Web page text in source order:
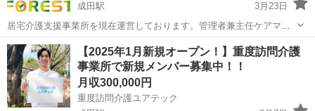
成田駅
3月23日
居宅介護支援事業所を現在運営しております。管理者兼主任ケアマネ
ジャーの方を募集します。同じ建物に訪問看護ステーションを併設し
ている為プランの依頼は比較的医療の必要な方が多めかと思います。
社用車貸与。自身で業務の管理が出来れば...
千葉 成田市 成田駅 ケアマネージャー ケアマネジャー
【2025年1月新規オープン！】重度訪問介護
事業所で新規メンバー募集中！！
月収300,000円
重度訪問介護ユアテック